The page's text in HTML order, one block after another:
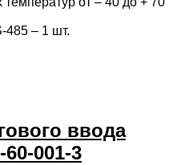
485 – 1 шт.
ввода
001-3